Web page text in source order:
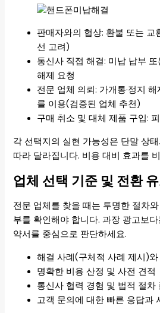
판매자와의 협상: 환불 또는 교
선 고려)
통신사 직접 해결: 미납 납부
해제 요청
전문 업체 의뢰: 가개통·정지
를 이용(검증된 업체 추천)
구매 취소 및 대체 제품 구입:
각 선택지의 실현 가능성은 단말 상
따라 달라집니다. 비용 대비 효과를
업체 선택 기준 및 전환
전문 업체를 찾을 때는 투명한 절차
부를 확인해야 합니다. 과장 광고보
약서를 중심으로 판단하세요.
해결 사례(구체적 사례 제시)와
명확한 비용 산정 및 사전 견적
통신사 협력 경험 및 법적 절차
고객 문의에 대한 빠른 응답과